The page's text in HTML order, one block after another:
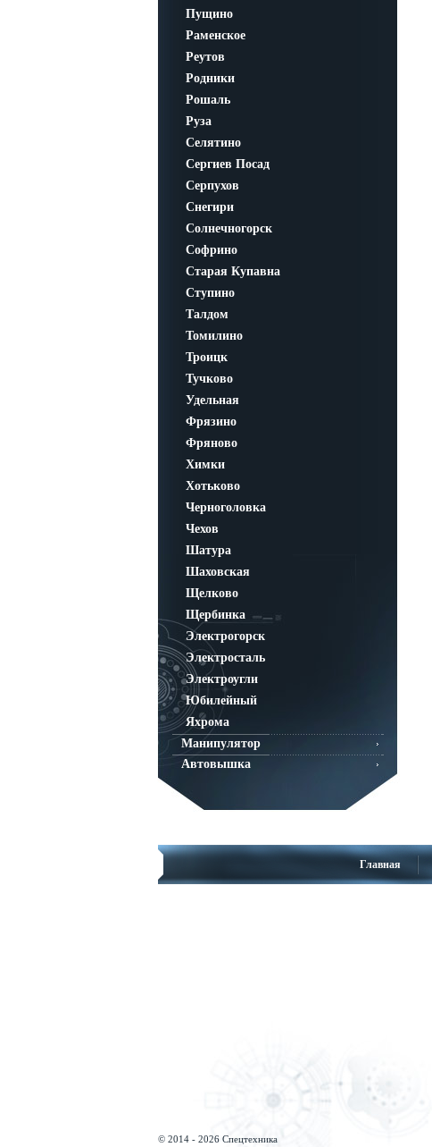
Пущино
Раменское
Реутов
Родники
Рошаль
Руза
Селятино
Сергиев Посад
Серпухов
Снегири
Солнечногорск
Софрино
Старая Купавна
Ступино
Талдом
Томилино
Троицк
Тучково
Удельная
Фрязино
Фряново
Химки
Хотьково
Черноголовка
Чехов
Шатура
Шаховская
Щелково
Щербинка
Электрогорск
Электросталь
Электроугли
Юбилейный
Яхрома
Манипулятор
Автовышка
Главная
© 2014 - 2026 Спецтехника